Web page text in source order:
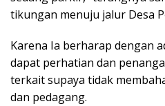
tikungan menuju jalur Desa
Karena Ia berharap dengan
dapat perhatian dan
terkait supaya tidak
dan pedagang.